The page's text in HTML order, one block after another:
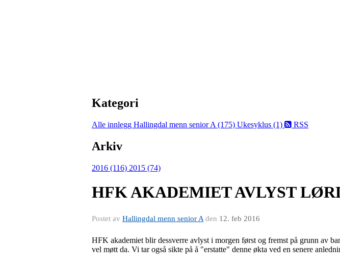
Kategori
Alle innlegg Hallingdal menn senior A (175) Ukesyklus (1) RSS
Arkiv
2016 (116) 2015 (74)
HFK AKADEMIET AVLYST
Postet av Hallingdal menn senior A den 12. feb 2016
HFK akademiet blir dessverre avlyst i morgen først og fremst på grunn av
vel møtt da. Vi tar også sikte på å "erstatte" denne økta ved en senere